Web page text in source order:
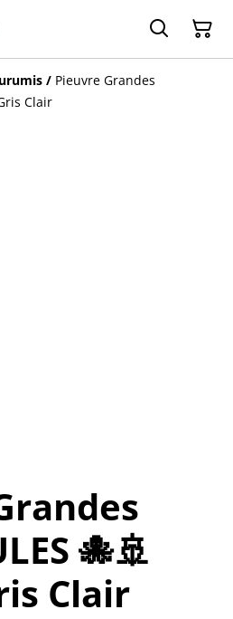
/ Pieuvre Grandes
Clair
🐙🚢
Clair